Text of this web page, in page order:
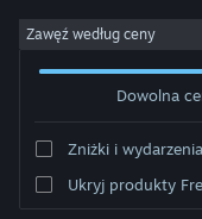
Zaloguj się
Społeczność
Zawęź według ceny
Dowolna
Zniżki i wydarzenia
Ukryj produkty
Producent: Joseph Caero